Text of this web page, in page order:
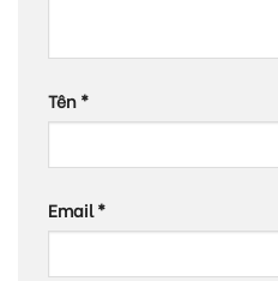
Tên*
Email*